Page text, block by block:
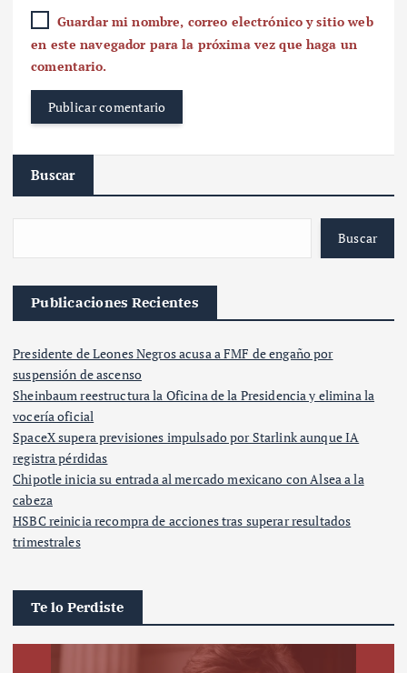
Guardar mi nombre, correo electrónico y sitio web
en este navegador para la próxima vez que haga un
comentario.
Buscar
Buscar
Publicaciones Recientes
Presidente de Leones Negros acusa a FMF de engaño por
suspensión de ascenso
Sheinbaum reestructura la Oficina de la Presidencia y elimina la
vocería oficial
SpaceX supera previsiones impulsado por Starlink aunque IA
registra pérdidas
Chipotle inicia su entrada al mercado mexicano con Alsea a la
cabeza
HSBC reinicia recompra de acciones tras superar resultados
trimestrales
Te lo Perdiste